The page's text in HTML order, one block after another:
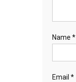
Name *
Email *